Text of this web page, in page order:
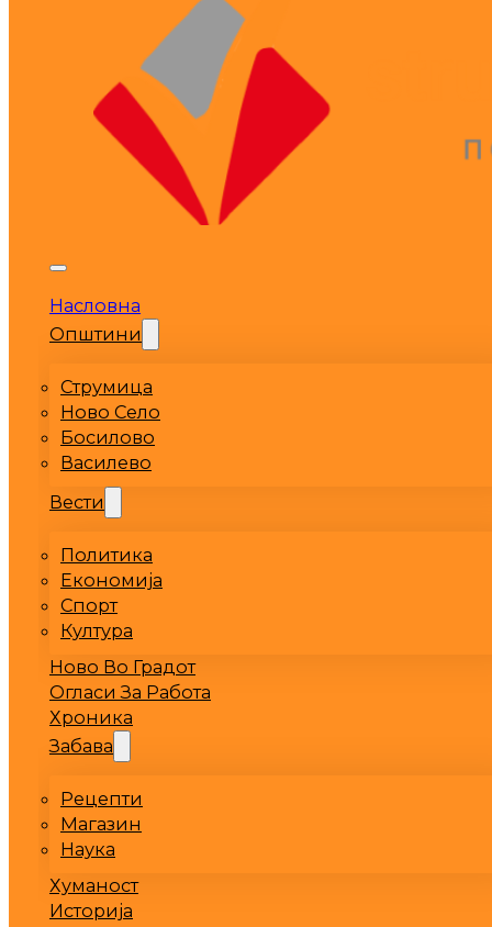
Насловна
Општини
Струмица
Ново Село
Босилово
Василево
Вести
Политика
Економија
Спорт
Култура
Ново Во Градот
Огласи За Работа
Хроника
Забава
Рецепти
Магазин
Наука
Хуманост
Историја